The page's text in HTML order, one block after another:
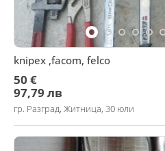
knipex ,facom, felco
50 €
97,79 лв
гр. Разград, Житница, 30 юли